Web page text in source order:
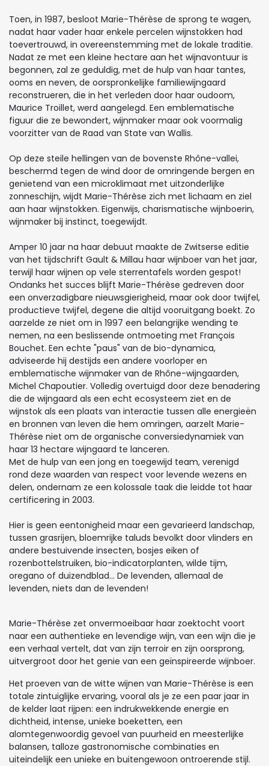
Toen, in 1987, besloot Marie-Thérèse de sprong te wagen,
nadat haar vader haar enkele percelen wijnstokken had
toevertrouwd, in overeenstemming met de lokale traditie.
Nadat ze met een kleine hectare aan het wijnavontuur is
begonnen, zal ze geduldig, met de hulp van haar tantes,
ooms en neven, de oorspronkelijke familiewijngaard
reconstrueren, die in het verleden door haar oudoom,
Maurice Troillet, werd aangelegd. Een emblematische
figuur die ze bewondert, wijnmaker maar ook voormalig
voorzitter van de Raad van State van Wallis.
Op deze steile hellingen van de bovenste Rhône-vallei,
beschermd tegen de wind door de omringende bergen en
genietend van een microklimaat met uitzonderlijke
zonneschijn, wijdt Marie-Thérèse zich met lichaam en ziel
aan haar wijnstokken. Eigenwijs, charismatische wijnboerin,
wijnmaker bij instinct, toegewijdt.
Amper 10 jaar na haar debuut maakte de Zwitserse editie
van het tijdschrift Gault & Millau haar wijnboer van het jaar,
terwijl haar wijnen op vele sterrentafels worden gespot!
Ondanks het succes blijft Marie-Thérèse gedreven door
een onverzadigbare nieuwsgierigheid, maar ook door twijfel,
productieve twijfel, degene die altijd vooruitgang boekt. Zo
aarzelde ze niet om in 1997 een belangrijke wending te
nemen, na een beslissende ontmoeting met François
Bouchet. Een echte "paus" van de bio-dynamica,
adviseerde hij destijds een andere voorloper en
emblematische wijnmaker van de Rhône-wijngaarden,
Michel Chapoutier. Volledig overtuigd door deze benadering
die de wijngaard als een echt ecosysteem ziet en de
wijnstok als een plaats van interactie tussen alle energieën
en bronnen van leven die hem omringen, aarzelt Marie-
Thérèse niet om de organische conversiedynamiek van
haar 13 hectare wijngaard te lanceren.
Met de hulp van een jong en toegewijd team, verenigd
rond deze waarden van respect voor levende wezens en
delen, ondernam ze een kolossale taak die leidde tot haar
certificering in 2003.
Hier is geen eentonigheid maar een gevarieerd landschap,
tussen grasrijen, bloemrijke taluds bevolkt door vlinders en
andere bestuivende insecten, bosjes eiken of
rozenbottelstruiken, bio-indicatorplanten, wilde tijm,
oregano of duizendblad... De levenden, allemaal de
levenden, niets dan de levenden!
Marie-Thérèse zet onvermoeibaar haar zoektocht voort
naar een authentieke en levendige wijn, van een wijn die je
een verhaal vertelt, dat van zijn terroir en zijn oorsprong,
uitvergroot door het genie van een geïnspireerde wijnboer.
Het proeven van de witte wijnen van Marie-Thérèse is een
totale zintuiglijke ervaring, vooral als je ze een paar jaar in
de kelder laat rijpen: een indrukwekkende energie en
dichtheid, intense, unieke boeketten, een
alomtegenwoordig gevoel van puurheid en meesterlijke
balansen, talloze gastronomische combinaties en
uiteindelijk een unieke en buitengewoon ontroerende stijl.